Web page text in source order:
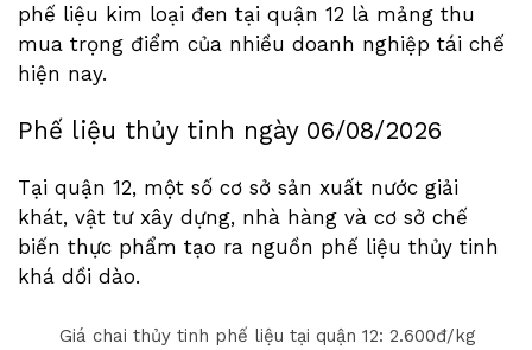
phế liệu kim loại đen tại quận 12 là mảng thu
mua trọng điểm của nhiều doanh nghiệp tái chế
hiện nay.
Phế liệu thủy tinh ngày 06/08/2026
Tại quận 12, một số cơ sở sản xuất nước giải
khát, vật tư xây dựng, nhà hàng và cơ sở chế
biến thực phẩm tạo ra nguồn phế liệu thủy tinh
khá dồi dào.
Giá chai thủy tinh phế liệu tại quận 12: 2.600đ/kg